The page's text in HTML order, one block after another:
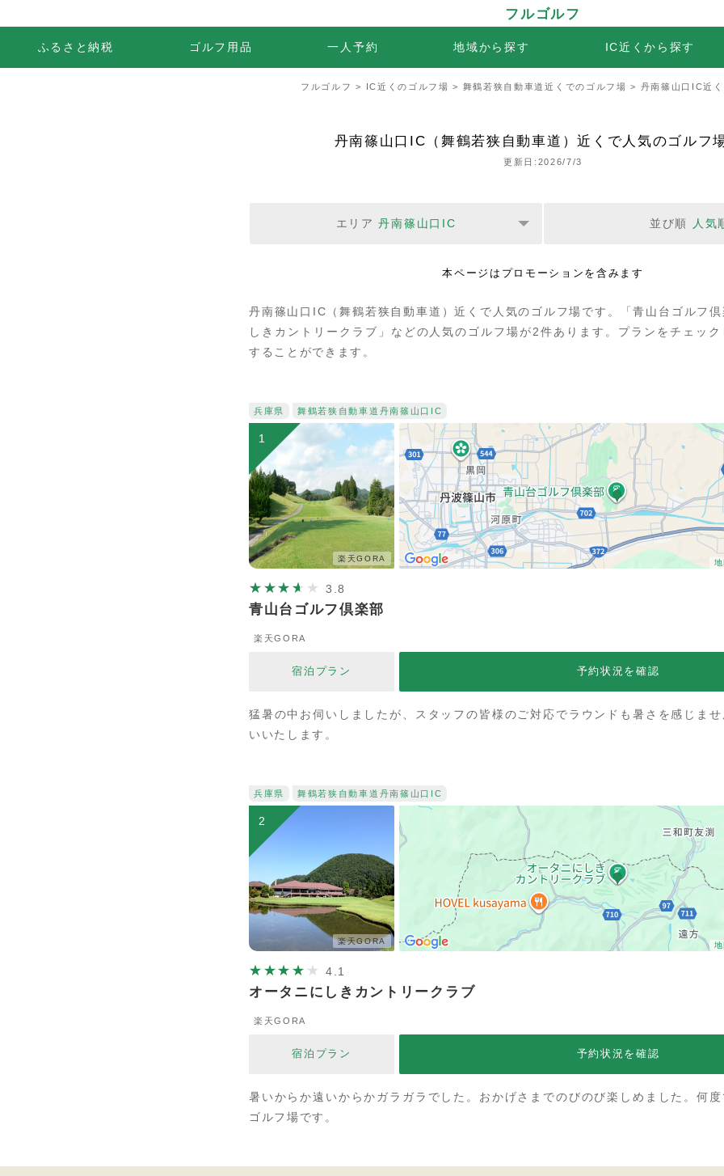
フルゴルフ
ふるさと納税 ゴルフ用品 一人予約 地域から探す IC近くから探す
フルゴルフ > IC近くのゴルフ場 > 舞鶴若狭自動車道近くでのゴルフ場 > 丹南篠山口IC近
丹南篠山口IC（舞鶴若狭自動車道）近くで人気のゴルフ
更新日:2026/7/3
エリア 丹南篠山口IC 並び順 人気
本ページはプロモーションを含みます
丹南篠山口IC（舞鶴若狭自動車道）近くで人気のゴルフ場です。「青山台ゴルフ
しきカントリークラブ」などの人気のゴルフ場が2件あります。プランをチェッ
することができます。
兵庫県 舞鶴若狭自動車道 丹南篠山口IC
1
楽天GORA
3.8
青山台ゴルフ倶楽部
楽天GORA
宿泊プラン 予約状況を確認
猛暑の中お伺いしましたが、スタッフの皆様のご対応でラウンドも暑さを感じま
いいたします。
兵庫県 舞鶴若狭自動車道 丹南篠山口IC
2
楽天GORA
4.1
オータニにしきカントリークラブ
楽天GORA
宿泊プラン 予約状況を確認
暑いからか遠いからかガラガラでした。おかげさまでのびのび楽しめました。何
ゴルフ場です。